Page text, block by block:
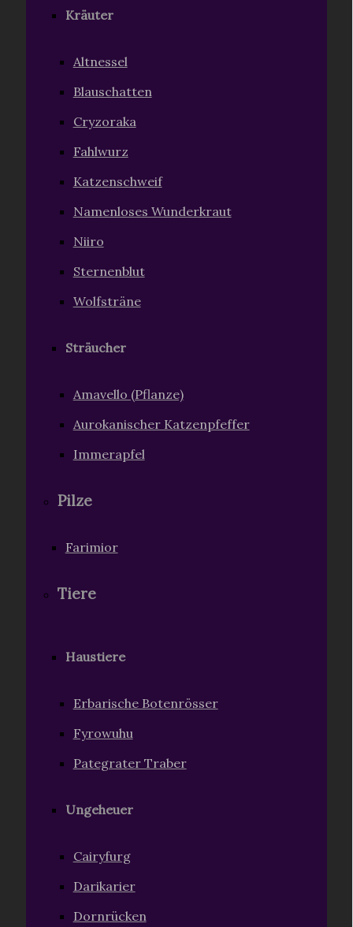
Kräuter
Altnessel
Blauschatten
Cryzoraka
Fahlwurz
Katzenschweif
Namenloses Wunderkraut
Niiro
Sternenblut
Wolfsträne
Sträucher
Amavello (Pflanze)
Aurokanischer Katzenpfeffer
Immerapfel
Pilze
Farimior
Tiere
Haustiere
Erbarische Botenrösser
Fyrowuhu
Pategrater Traber
Ungeheuer
Cairyfurg
Darikarier
Dornrücken